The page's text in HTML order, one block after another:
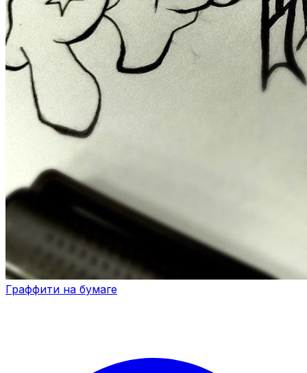
Граффити на бумаге